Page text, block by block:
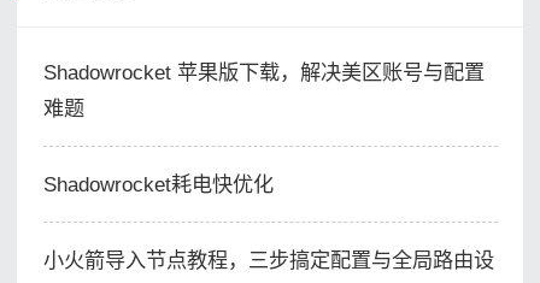
Shadowrocket 苹果版下载，解决美区账号与配置
难题
Shadowrocket耗电快优化
小火箭导入节点教程，三步搞定配置与全局路由设